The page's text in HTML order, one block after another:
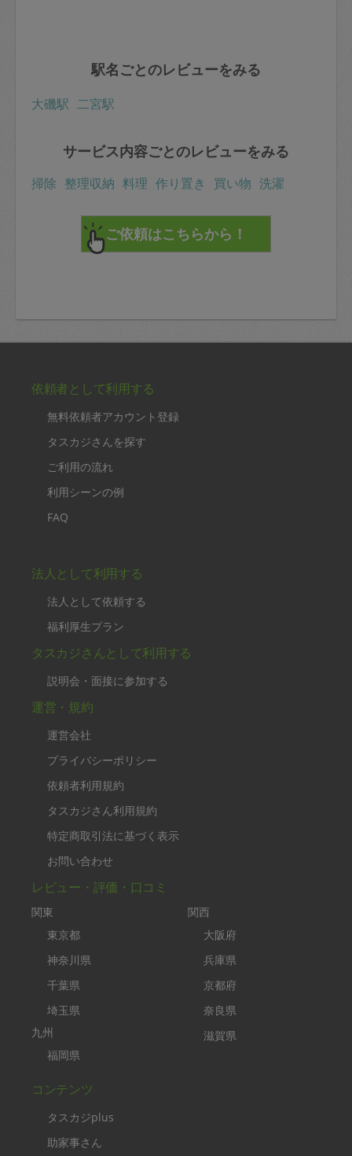
駅名ごとのレビューをみる
大磯駅 二宮駅
サービス内容ごとのレビューをみる
掃除 整理収納 料理 作り置き 買い物 洗濯
依頼者として利用する
無料依頼者アカウント登録
タスカジさんを探す
ご利用の流れ
利用シーンの例
FAQ
法人として利用する
法人として依頼する
福利厚生プラン
タスカジさんとして利用する
説明会・面接に参加する
運営・規約
運営会社
プライバシーポリシー
依頼者利用規約
タスカジさん利用規約
特定商取引法に基づく表示
お問い合わせ
レビュー・評価・口コミ
関東
東京都
神奈川県
千葉県
埼玉県
九州
福岡県
関西
大阪府
兵庫県
京都府
奈良県
滋賀県
コンテンツ
タスカジplus
助家事さん